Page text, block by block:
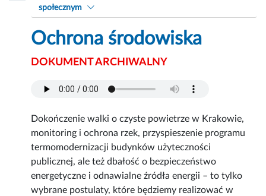
społecznym
Ochrona środowiska
DOKUMENT ARCHIWALNY
Dokończenie walki o czyste powietrze w Krakowie,
monitoring i ochrona rzek, przyspieszenie programu
termomodernizacji budynków użyteczności
publicznej, ale też dbałość o bezpieczeństwo
energetyczne i odnawialne źródła energii – to tylko
wybrane postulaty, które będziemy realizować w